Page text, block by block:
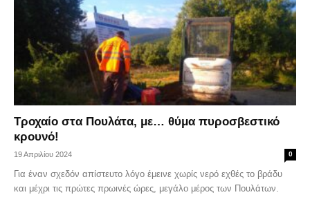
Τροχαίο στα Πουλάτα, με… θύμα πυροσβεστικό
κρουνό!
19 Απριλίου 2024 0
Για έναν σχεδόν απίστευτο λόγο έμεινε χωρίς νερό εχθές το βράδυ
και μέχρι τις πρώτες πρωινές ώρες, μεγάλο μέρος των Πουλάτων.